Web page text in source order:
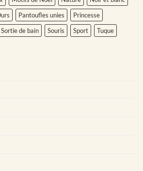
Pantoufles unies
Princesse
Sortie de bain Souris Sport
Tuque